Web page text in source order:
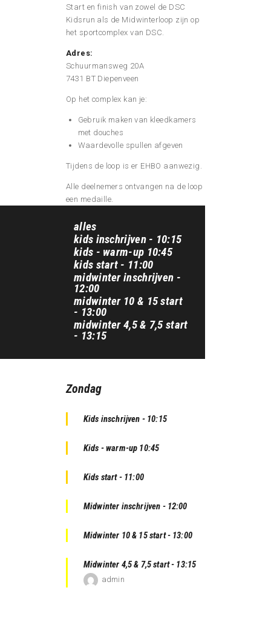
Start en finish van zowel de DSC
Kidsrun als de Midwinterloop zijn op
het sportcomplex van DSC.
Adres:
Schuurmansweg 20A
7431 BT Diepenveen
Op het complex kan je:
Gebruik maken van kleedkamers
met douches
Waardevolle spullen afgeven
Tijdens de loop is er EHBO aanwezig.
Alle deelnemers ontvangen na de loop
een medaille.
alles
kids inschrijven - 10:15
kids - warm-up 10:45
kids start - 11:00
midwinter inschrijven -
12:00
midwinter 10 & 15 start
- 13:00
midwinter 4,5 & 7,5 start
- 13:15
Zondag
Kids inschrijven - 10:15
Kids - warm-up 10:45
Kids start - 11:00
Midwinter inschrijven - 12:00
Midwinter 10 & 15 start - 13:00
Midwinter 4,5 & 7,5 start - 13:15
admin